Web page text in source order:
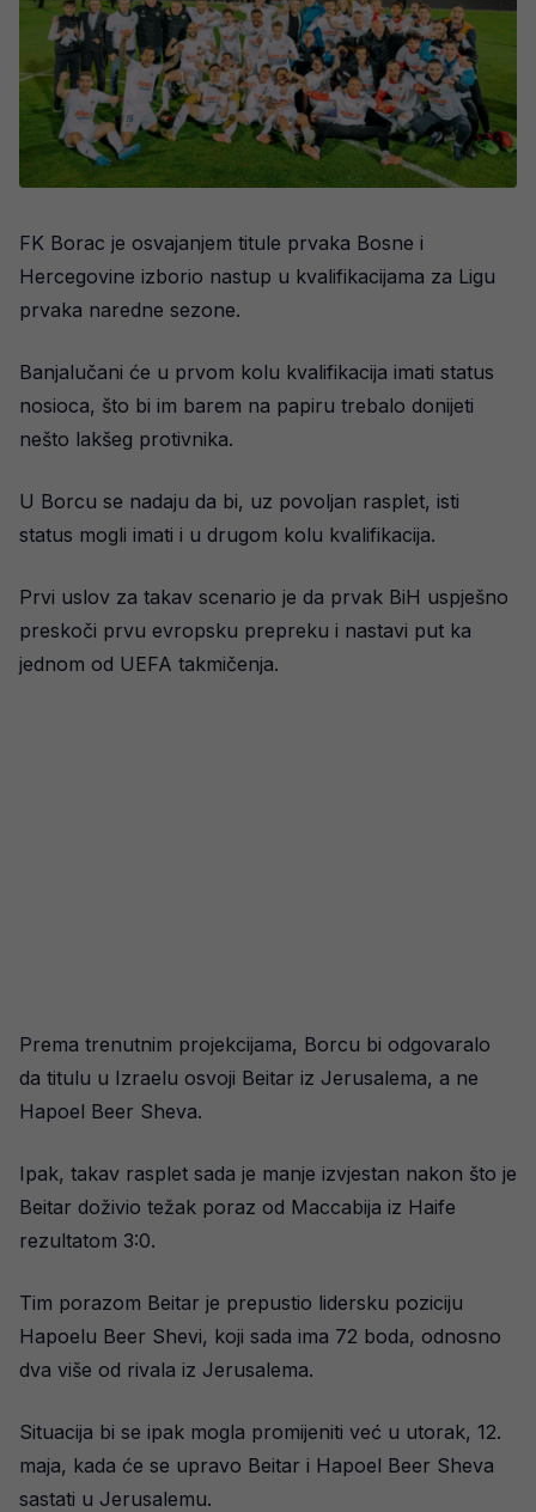
FK Borac je osvajanjem titule prvaka Bosne i
Hercegovine izborio nastup u kvalifikacijama za Ligu
prvaka naredne sezone.
Banjalučani će u prvom kolu kvalifikacija imati status
nosioca, što bi im barem na papiru trebalo donijeti
nešto lakšeg protivnika.
U Borcu se nadaju da bi, uz povoljan rasplet, isti
status mogli imati i u drugom kolu kvalifikacija.
Prvi uslov za takav scenario je da prvak BiH uspješno
preskoči prvu evropsku prepreku i nastavi put ka
jednom od UEFA takmičenja.
Prema trenutnim projekcijama, Borcu bi odgovaralo
da titulu u Izraelu osvoji Beitar iz Jerusalema, a ne
Hapoel Beer Sheva.
Ipak, takav rasplet sada je manje izvjestan nakon što je
Beitar doživio težak poraz od Maccabija iz Haife
rezultatom 3:0.
Tim porazom Beitar je prepustio lidersku poziciju
Hapoelu Beer Shevi, koji sada ima 72 boda, odnosno
dva više od rivala iz Jerusalema.
Situacija bi se ipak mogla promijeniti već u utorak, 12.
maja, kada će se upravo Beitar i Hapoel Beer Sheva
sastati u Jerusalemu.